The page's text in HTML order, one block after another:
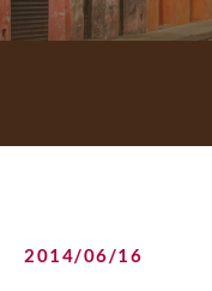
2014/06/16